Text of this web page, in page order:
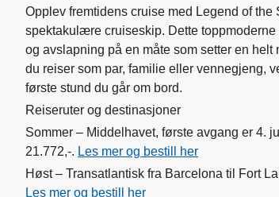
Opplev fremtidens cruise med Legend of the
spektakulære cruiseskip. Dette
og avslapning på en måte som setter en helt
du reiser som par, familie eller vennegjeng,
første stund du går om bord.
Reiseruter og destinasjoner
Sommer – Middelhavet, første avgang er 4.
21.772,-. Les mer og bestill her
Høst – Transatlantisk fra Barcelona til Fort
Les mer og bestill her